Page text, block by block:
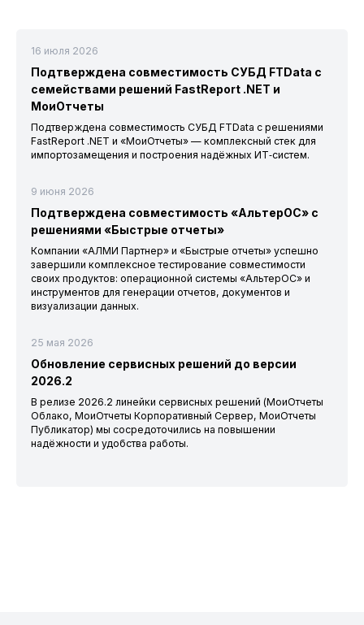
16 июля 2026
Подтверждена совместимость СУБД FTData с
семействами решений FastReport .NET и
МоиОтчеты
Подтверждена совместимость СУБД FTData с решениями
FastReport .NET и «МоиОтчеты» — комплексный стек для
импортозамещения и построения надёжных ИТ‑систем.
9 июня 2026
Подтверждена совместимость «АльтерОС» с
решениями «Быстрые отчеты»
Компании «АЛМИ Партнер» и «Быстрые отчеты» успешно
завершили комплексное тестирование совместимости
своих продуктов: операционной системы «АльтерОС» и
инструментов для генерации отчетов, документов и
визуализации данных.
25 мая 2026
Обновление сервисных решений до версии
2026.2
В релизе 2026.2 линейки сервисных решений (МоиОтчеты
Облако, МоиОтчеты Корпоративный Сервер, МоиОтчеты
Публикатор) мы сосредоточились на повышении
надёжности и удобства работы.